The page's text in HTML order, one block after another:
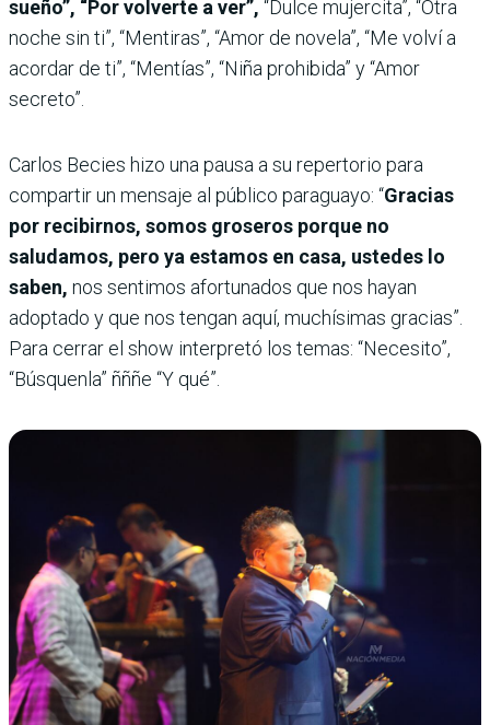
sueño”, “Por volverte a ver”, “Dulce mujercita”, “Otra
noche sin ti”, “Mentiras”, “Amor de novela”, “Me volví a
acordar de ti”, “Mentías”, “Niña prohibida” y “Amor
secreto”.
Carlos Becies hizo una pausa a su repertorio para
compartir un mensaje al público paraguayo: “Gracias
por recibirnos, somos groseros porque no
saludamos, pero ya estamos en casa, ustedes lo
saben, nos sentimos afortunados que nos hayan
adoptado y que nos tengan aquí, muchísimas gracias”.
Para cerrar el show interpretó los temas: “Necesito”,
“Búsquenla” ñññe “Y qué”.